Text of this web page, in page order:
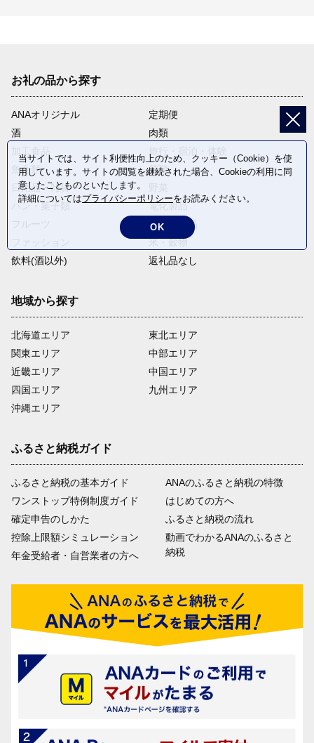
お礼の品から探す
ANAオリジナル
定期便
酒
肉類
魚介類
麺類
日用品・雑貨
パン・菓子類
電化製品
卵・乳製品
米・穀物
飲料(酒以外)
返礼品なし
地域から探す
北海道エリア
関東エリア
近畿エリア
四国エリア
沖縄エリア
東北エリア
中部エリア
中国エリア
九州エリア
ふるさと納税ガイド
ふるさと納税の基本ガイド
ワンストップ特例制度ガイド
確定申告のしかた
控除上限額シミュレーション
年金受給者・自営業者の方へ
ANAのふるさと納税の特徴
はじめての方へ
ふるさと納税の流れ
動画でわかるANAのふるさと
納税
当サイトでは、サイト利便性向上のため、クッキー（Cookie）を使
用しています。サイトの閲覧を継続された場合、Cookieの利用に同
意したことものといたします。
詳細についてはプライバシーポリシーをお読みください。
OK